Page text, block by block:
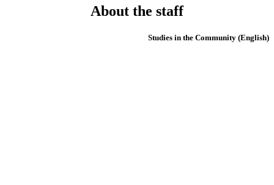
About the staff
(English) Studies in the Community